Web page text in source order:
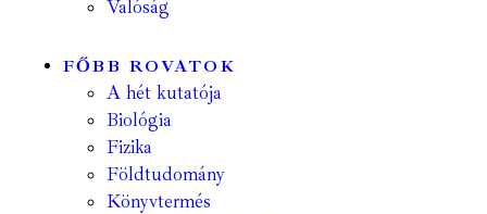
Valóság
FŐBB ROVATOK
A hét kutatója
Biológia
Fizika
Földtudomány
Könyvtermés